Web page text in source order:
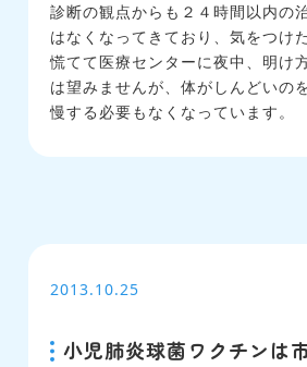
診断の観点からも２４時間以内の
はなくなってきており、気をつけ
慌てて医療センターに夜中、明け
は望みませんが、体がしんどいの
慢する必要もなくなっています。
2013.10.25
小児肺炎球菌ワクチンは